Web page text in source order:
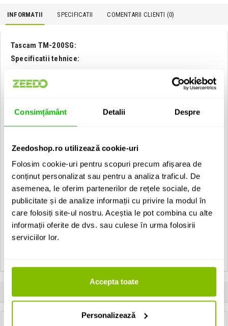
Consimțământ Detalii Despre
Zeedoshop.ro utilizează cookie-uri
Folosim cookie-uri pentru scopuri precum afișarea de
conținut personalizat sau pentru a analiza traficul. De
asemenea, le oferim partenerilor de rețele sociale, de
publicitate și de analize informații cu privire la modul în
care folosiți site-ul nostru. Aceștia le pot combina cu alte
informații oferite de dvs. sau culese în urma folosirii
serviciilor lor.
Accepta toate
Personalizează
INFORMATII SPECIFICATII COMENTARII CLIENTI (0)
Tascam TM-200SG:
Specificatii tehnice:
Raspuns in frecventa: 30Hz - 20kHz
Filtru low-cut 3dB/oct la 160Hz
Raport S/N 74dB (1kHz la 1Pa)
Alimentare 48V DC
Greutate 53 g
Accesorii incluse: Windscreen, Clips pentru microfon, Husa de
transport, Manual de utilizare
EAN: 4907034133116
Vezi toate produsele de tip